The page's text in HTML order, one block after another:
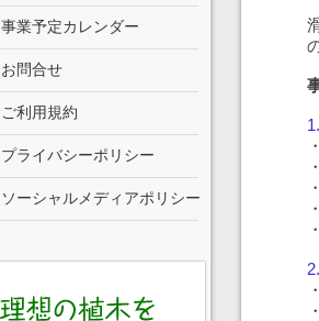
事業予定カレンダー
お問合せ
ご利用規約
プライバシーポリシー
ソーシャルメディアポリシー